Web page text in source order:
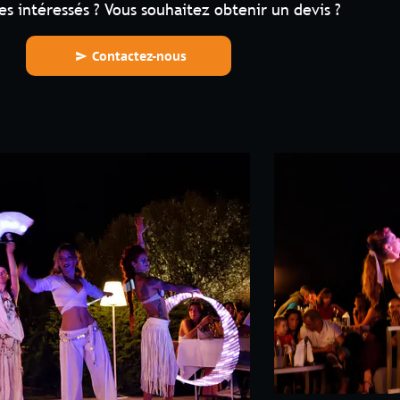
? Vous souhaitez obtenir un devis ?
Contactez-nous